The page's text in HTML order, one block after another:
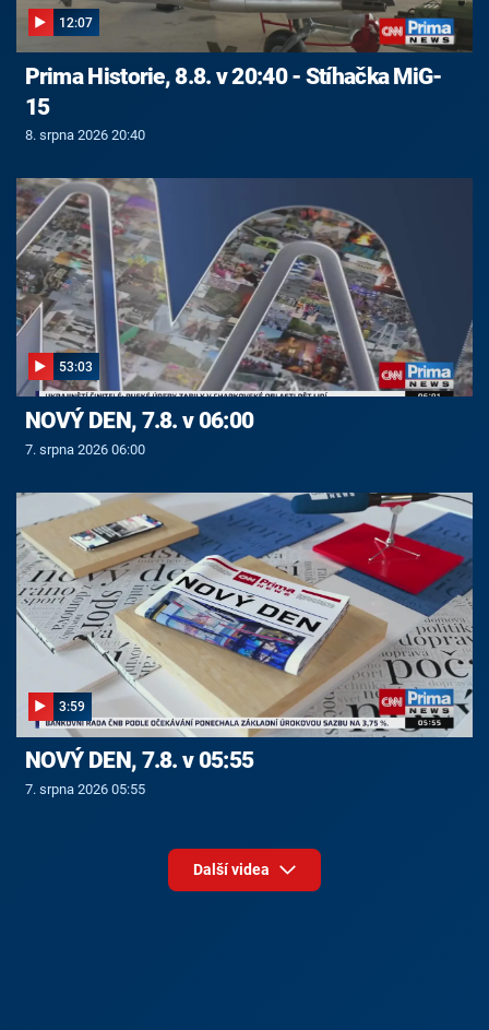
12:07
Prima Historie, 8.8. v 20:40 - Stíhačka MiG-
15
8. srpna 2026 20:40
53:03
NOVÝ DEN, 7.8. v 06:00
7. srpna 2026 06:00
3:59
NOVÝ DEN, 7.8. v 05:55
7. srpna 2026 05:55
Další videa